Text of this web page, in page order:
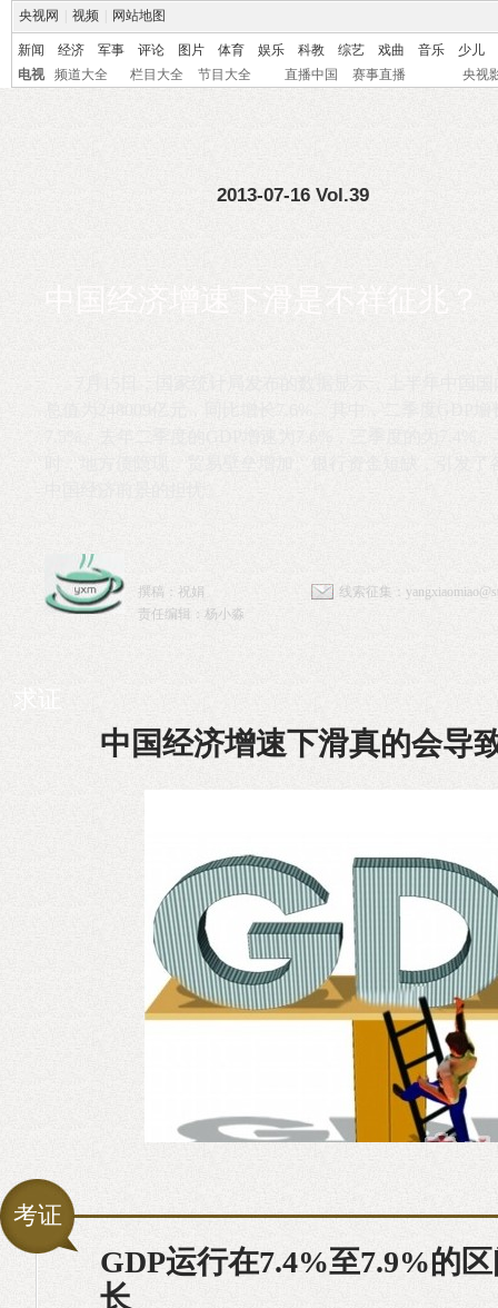
央视网 视频 网站地图
新闻 经济 军事 评论 图片 体育 娱乐 科教 综艺 戏曲 音乐
少儿
电视
频道大全 栏目大全 节目大全 直播中国 赛事直播 央视
2013-07-16 Vol.39
中国经济增速下滑是不祥征兆？
撰稿：祝娟
责任编辑：杨小淼
线索征集：
求证
中国经济增速下滑真的会导
考证
GDP运行在7.4%至7.9%的
长